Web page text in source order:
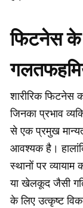
फिटनेस के
शारीरिक
जिनका प्रभाव
से एक प्रमुख
आवश्यक है।
स्थानों पर
या खेलकूद जैसी
के लिए उत्कृष्ट